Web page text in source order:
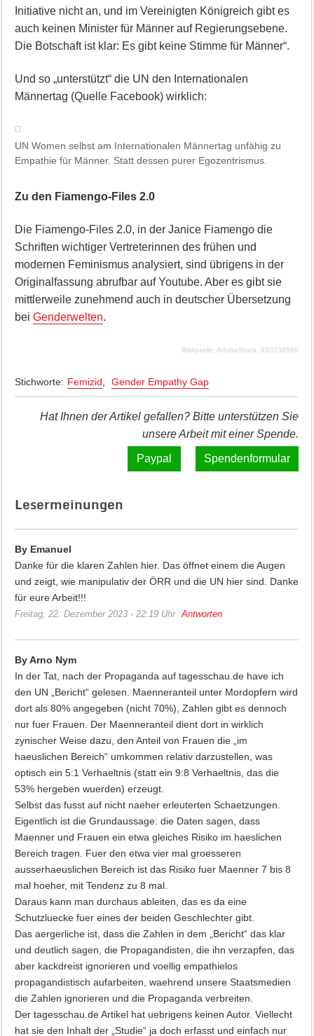
Initiative nicht an, und im Vereinigten Königreich gibt es
auch keinen Minister für Männer auf Regierungsebene.
Die Botschaft ist klar: Es gibt keine Stimme für Männer“.
Und so „unterstützt“ die UN den Internationalen
Männertag (Quelle Facebook) wirklich:
UN Women selbst am Internationalen Männertag unfähig zu
Empathie für Männer. Statt dessen purer Egozentrismus.
Zu den Fiamengo-Files 2.0
Die Fiamengo-Files 2.0, in der Janice Fiamengo die
Schriften wichtiger Vertreterinnen des frühen und
modernen Feminismus analysiert, sind übrigens in der
Originalfassung abrufbar auf Youtube. Aber es gibt sie
mittlerweile zunehmend auch in deutscher Übersetzung
bei Genderwelten.
Bildquelle: AdobeStock_680238580
Stichworte: Femizid Gender Empathy Gap
Hat Ihnen der Artikel gefallen? Bitte unterstützen Sie
unsere Arbeit mit einer Spende.
Spendenformular
Lesermeinungen
By Emanuel
Danke für die klaren Zahlen hier. Das öffnet einem die Augen
und zeigt, wie manipulativ der ÖRR und die UN hier sind. Danke
für eure Arbeit!!!
Freitag, 22. Dezember 2023 - 22:19 Uhr Antworten
By Arno Nym
In der Tat, nach der Propaganda auf tagesschau.de have ich
den UN „Bericht“ gelesen. Maenneranteil unter Mordopfern wird
dort als 80% angegeben (nicht 70%), Zahlen gibt es dennoch
nur fuer Frauen. Der Maenneranteil dient dort in wirklich
zynischer Weise dazu, den Anteil von Frauen die „im
haeuslichen Bereich“ umkommen relativ darzustellen, was
optisch ein 5:1 Verhaeltnis (statt ein 9:8 Verhaeltnis, das die
53% hergeben wuerden) erzeugt.
Selbst das fusst auf nicht naeher erleuterten Schaetzungen.
Eigentlich ist die Grundaussage: die Daten sagen, dass
Maenner und Frauen ein etwa gleiches Risiko im haeslichen
Bereich tragen. Fuer den etwa vier mal groesseren
ausserhaeuslichen Bereich ist das Risiko fuer Maenner 7 bis 8
mal hoeher, mit Tendenz zu 8 mal.
Daraus kann man durchaus ableiten, das es da eine
Schutzluecke fuer eines der beiden Geschlechter gibt.
Das aergerliche ist, dass die Zahlen in dem „Bericht“ das klar
und deutlich sagen, die Propagandisten, die ihn verzapfen, das
aber kackdreist ignorieren und voellig empathielos
propagandistisch aufarbeiten, waehrend unsere Staatsmedien
die Zahlen ignorieren und die Propaganda verbreiten.
Der tagesschau.de Artikel hat uebrigens keinen Autor. Viellecht
hat sie den Inhalt der „Studie“ ja doch erfasst und einfach nur